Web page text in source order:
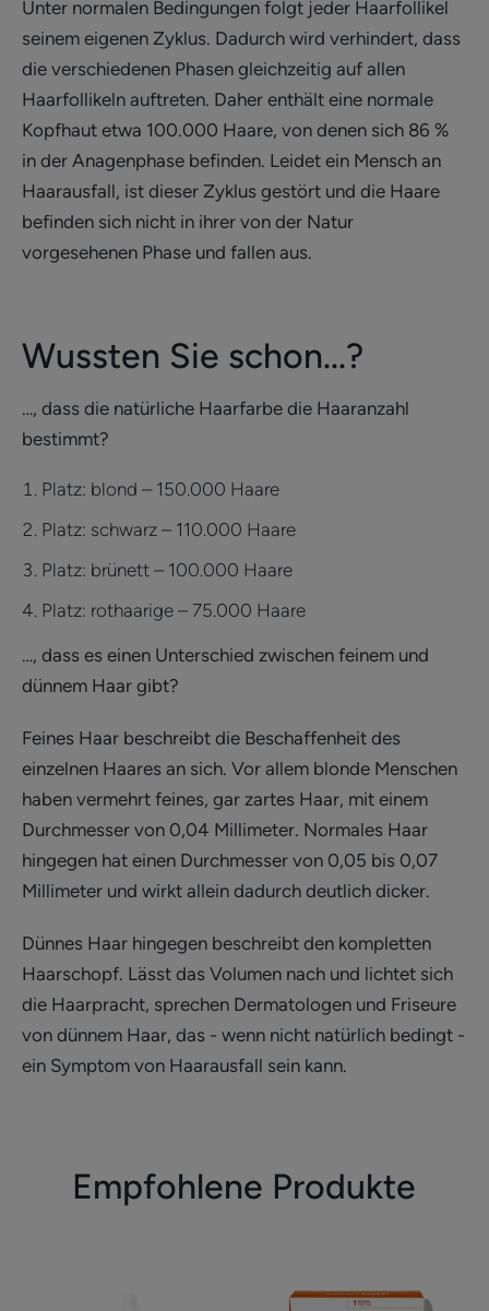
Unter normalen Bedingungen folgt jeder Haarfollikel
seinem eigenen Zyklus. Dadurch wird verhindert, dass
die verschiedenen Phasen gleichzeitig auf allen
Haarfollikeln auftreten. Daher enthält eine normale
Kopfhaut etwa 100.000 Haare, von denen sich 86 %
in der Anagenphase befinden. Leidet ein Mensch an
Haarausfall, ist dieser Zyklus gestört und die Haare
befinden sich nicht in ihrer von der Natur
vorgesehenen Phase und fallen aus.
Wussten Sie schon...?
…, dass die natürliche Haarfarbe die Haaranzahl
bestimmt?
Platz: blond – 150.000 Haare
Platz: schwarz – 110.000 Haare
Platz: brünett – 100.000 Haare
Platz: rothaarige – 75.000 Haare
…, dass es einen Unterschied zwischen feinem und
dünnem Haar gibt?
Feines Haar beschreibt die Beschaffenheit des
einzelnen Haares an sich. Vor allem blonde Menschen
haben vermehrt feines, gar zartes Haar, mit einem
Durchmesser von 0,04 Millimeter. Normales Haar
hingegen hat einen Durchmesser von 0,05 bis 0,07
Millimeter und wirkt allein dadurch deutlich dicker.
Dünnes Haar hingegen beschreibt den kompletten
Haarschopf. Lässt das Volumen nach und lichtet sich
die Haarpracht, sprechen Dermatologen und Friseure
von dünnem Haar, das - wenn nicht natürlich bedingt -
ein Symptom von Haarausfall sein kann.
Empfohlene Produkte